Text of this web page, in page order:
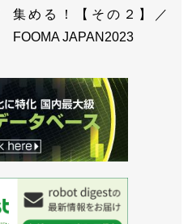
集める！【その２】／
FOOMA JAPAN2023